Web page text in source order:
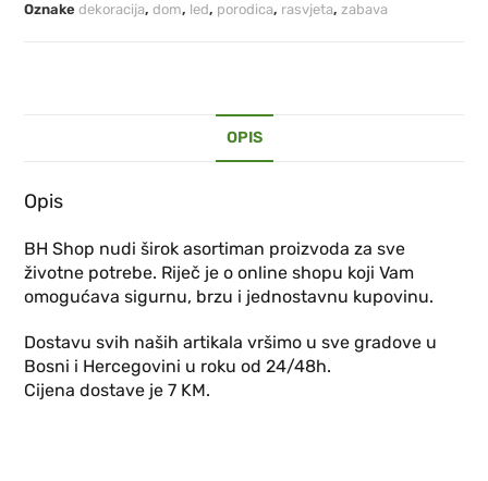
Oznakedekoracija,dom, led, porodica, rasvjeta,zabava
OPIS
Opis
BH Shop nudi širok asortiman proizvoda za sve
životne potrebe. Riječ je o online shopu koji Vam
omogućava sigurnu, brzu i jednostavnu kupovinu.
Dostavu svih naših artikala vršimo u sve gradove u
Bosni i Hercegovini u roku od 24/48h.
Cijena dostave je 7 KM.